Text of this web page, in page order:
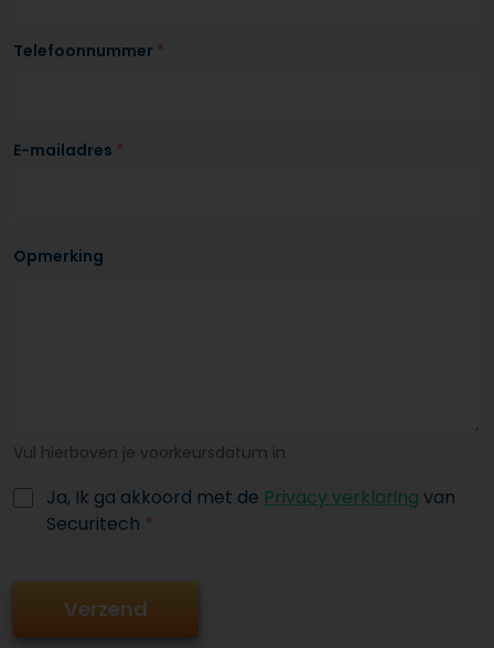
Telefoonnummer *
E-mailadres *
Opmerking
Vul hierboven je voorkeursdatum in
Ja, Ik ga akkoord met de Privacy verklaring van
Securitech *